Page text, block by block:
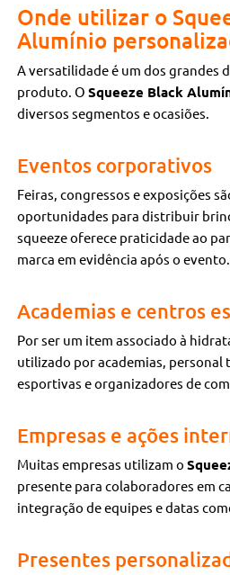
Onde utilizar o
Alumínio
A versatilidade é um dos grandes
produto. OSqueeze Black
diversos segmentos e ocasiões.
Eventos corporativos
Feiras, congressos e exposições
oportunidades para distribuir
squeeze oferece praticidade ao
marca em evidência após o evento.
Academias e centros
Por ser um item associado à
utilizado por academias, personal
esportivas e organizadores de
Empresas e ações
Muitas empresas utilizam o
presente para colaboradores em
integração de equipes e datas
Presentes